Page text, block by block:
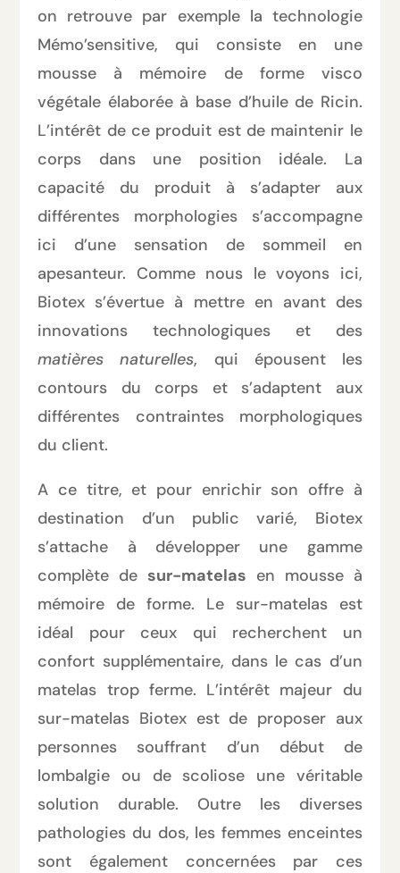
on retrouve par exemple la technologie
Mémo’sensitive, qui consiste en une
mousse à mémoire de forme visco
végétale élaborée à base d’huile de Ricin.
L’intérêt de ce produit est de maintenir le
corps dans une position idéale. La
capacité du produit à s’adapter aux
différentes morphologies s’accompagne
ici d’une sensation de sommeil en
apesanteur. Comme nous le voyons ici,
Biotex s’évertue à mettre en avant des
innovations technologiques et des
matières naturelles, qui épousent les
contours du corps et s’adaptent aux
différentes contraintes morphologiques
du client.
A ce titre, et pour enrichir son offre à
destination d’un public varié, Biotex
s’attache à développer une gamme
complète desur-matelas en mousse à
mémoire de forme. Le sur-matelas est
idéal pour ceux qui recherchent un
confort supplémentaire, dans le cas d’un
matelas trop ferme. L’intérêt majeur du
sur-matelas Biotex est de proposer aux
personnes souffrant d’un début de
lombalgie ou de scoliose une véritable
solution durable. Outre les diverses
pathologies du dos, les femmes enceintes
sont également concernées par ces